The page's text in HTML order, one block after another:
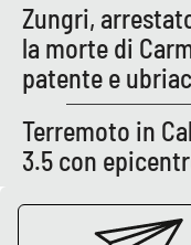
LA
CALABRIAVISIONE
Destinazioni
Eventi
Food
Zungri,
la morte di
patente e
Terremoto in
3.5 con